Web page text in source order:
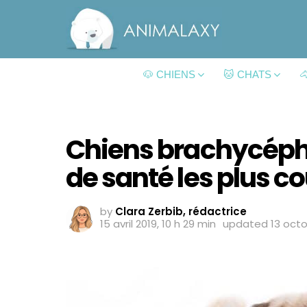
🐶 CHIENS 🐱 CHATS
Chiens
de santé les plus
by Clara Zerbib, rédactrice
15 avril 2019, 10 h 29 min updated 13